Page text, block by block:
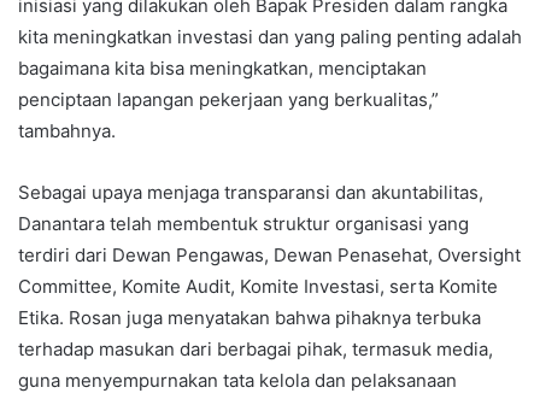
inisiasi yang dilakukan oleh Bapak Presiden dalam rangka
kita meningkatkan investasi dan yang paling penting adalah
bagaimana kita bisa meningkatkan, menciptakan
penciptaan lapangan pekerjaan yang berkualitas,”
tambahnya.
Sebagai upaya menjaga transparansi dan akuntabilitas,
Danantara telah membentuk struktur organisasi yang
terdiri dari Dewan Pengawas, Dewan Penasehat, Oversight
Committee, Komite Audit, Komite Investasi, serta Komite
Etika. Rosan juga menyatakan bahwa pihaknya terbuka
terhadap masukan dari berbagai pihak, termasuk media,
guna menyempurnakan tata kelola dan pelaksanaan